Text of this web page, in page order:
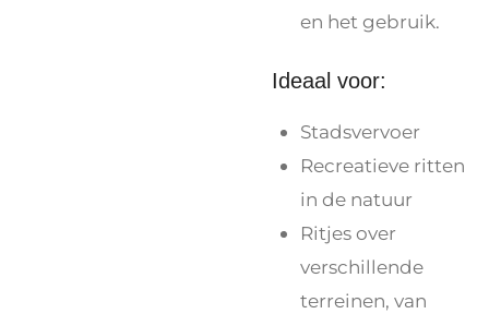
en het gebruik.
Ideaal voor:
Stadsvervoer
Recreatieve ritten
in de natuur
Ritjes over
verschillende
terreinen, van